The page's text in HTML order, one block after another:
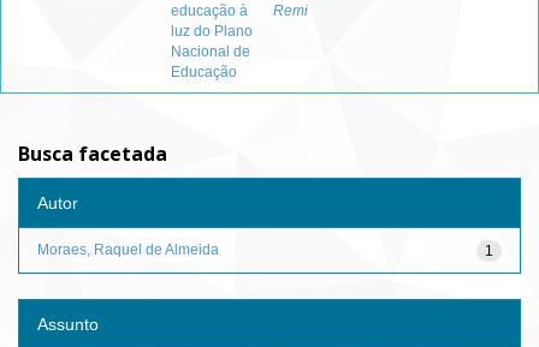
educação à
luz do Plano
Nacional de
Educação
Remi
Busca facetada
Autor
1
Moraes, Raquel de Almeida
Assunto